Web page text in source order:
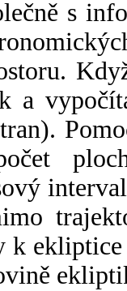
s
a
k